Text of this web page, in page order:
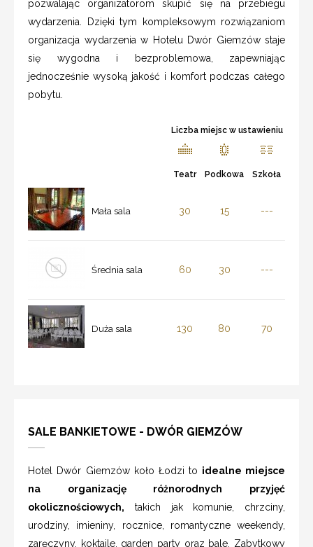
pozwalając organizatorom skupić się na przebiegu
wydarzenia. Dzięki tym kompleksowym rozwiązaniom
organizacja wydarzenia w Hotelu Dwór Giemzów staje
się wygodna i bezproblemowa, zapewniając
jednocześnie wysoką jakość i komfort podczas całego
pobytu.
Liczba miejsc w ustawieniu
Teatr Podkowa Szkoła
Mała sala 30 15 ---
Średnia sala 60 30 ---
Duża sala 130 80 70
SALE BANKIETOWE - DWÓR GIEMZÓW
Hotel Dwór Giemzów koło Łodzi to idealne miejsce
na organizację różnorodnych przyjęć
okolicznościowych, takich jak komunie, chrzciny,
urodziny, imieniny, rocznice, romantyczne weekendy,
zaręczyny, koktajle, garden party oraz bale. Zabytkowy